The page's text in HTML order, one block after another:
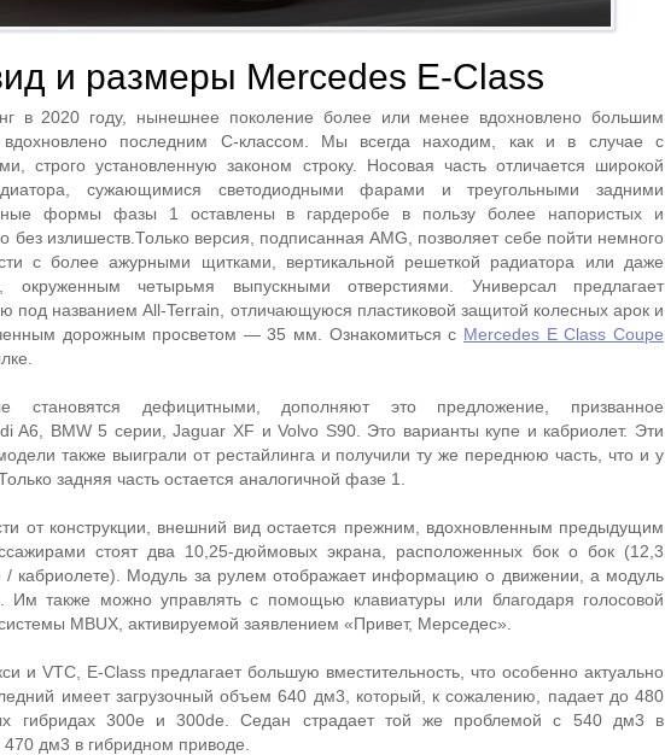
и размеры Mercedes E-Class
в 2020 году, нынешнее поколение более или менее вдохновлено большим
последним C-классом. Мы всегда находим, как и в случае с
строго установленную законом строку. Носовая часть отличается широкой
сужающимися светодиодными фарами и треугольными задними
формы фазы 1 оставлены в гардеробе в пользу более напористых и
без излишеств.Только версия, подписанная AMG, позволяет себе пойти немного
с более ажурными щитками, вертикальной решеткой радиатора или даже
четырьмя выпускными отверстиями. Универсал предлагает
под названием All-Terrain, отличающуюся пластиковой защитой колесных арок и
дорожным просветом — 35 мм. Ознакомиться с Mercedes E Class Coupe
становятся дефицитными, дополняют это предложение, призванное
A6, BMW 5 серии, Jaguar XF и Volvo S90. Это варианты купе и кабриолет. Эти
также выиграли от рестайлинга и получили ту же переднюю часть, что и у
задняя часть остается аналогичной фазе 1.
от конструкции, внешний вид остается прежним, вдохновленным предыдущим
стоят два 10,25-дюймовых экрана, расположенных бок о бок (12,3
кабриолете). Модуль за рулем отображает информацию о движении, а модуль
Им также можно управлять с помощью клавиатуры или благодаря голосовой
MBUX, активируемой заявлением «Привет, Мерседес».
и VTC, E-Class предлагает большую вместительность, что особенно актуально
имеет загрузочный объем 640 дм3, который, к сожалению, падает до 480
гибридах 300e и 300de. Седан страдает той же проблемой с 540 дм3 в
дм3 в гибридном приводе.